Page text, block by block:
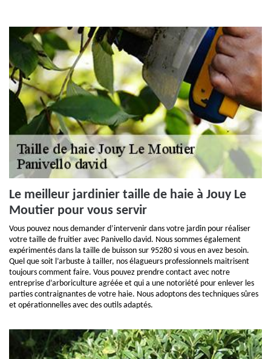
Le meilleur jardinier taille de haie à Jouy Le
Moutier pour vous servir
Vous pouvez nous demander d’intervenir dans votre jardin pour réaliser
votre taille de fruitier avec Panivello david. Nous sommes également
expérimentés dans la taille de buisson sur 95280 si vous en avez besoin.
Quel que soit l’arbuste à tailler, nos élagueurs professionnels maitrisent
toujours comment faire. Vous pouvez prendre contact avec notre
entreprise d’arboriculture agréée et qui a une notoriété pour enlever les
parties contraignantes de votre haie. Nous adoptons des techniques sûres
et opérationnelles avec des outils adaptés.